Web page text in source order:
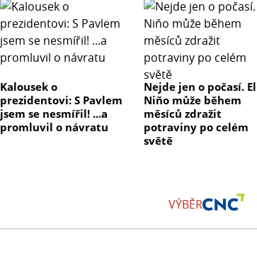
Kalousek o
prezidentovi: S Pavlem
jsem se nesmířil! ...a
promluvil o návratu
Nejde jen o počasí. El
Niňo může během
měsíců zdražit
potraviny po celém
světě
VÝBĚR